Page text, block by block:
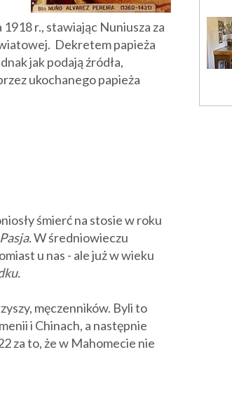
r., stawiając Nuniusza za
Dekretem papieża
jak podają źródła,
ukochanego papieża
śmierć na stosie w roku
Pasja.W średniowieczu
u nas - ale już w wieku
męczenników. Byli to
i Chinach, a następnie
za to, że w Mahomecie nie